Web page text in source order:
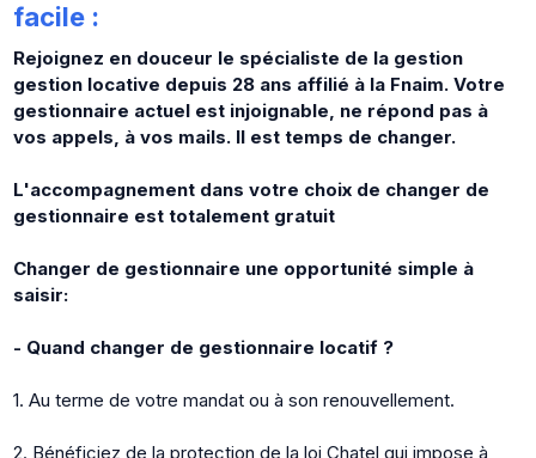
facile :
Rejoignez en douceur le spécialiste de la gestion
gestion locative depuis 28 ans affilié à la Fnaim. Votre
gestionnaire actuel est injoignable, ne répond pas à
vos appels, à vos mails. Il est temps de changer.
L'accompagnement dans votre choix de changer de
gestionnaire est totalement gratuit
Changer de gestionnaire une opportunité simple à
saisir:
- Quand changer de gestionnaire locatif ?
1. Au terme de votre mandat ou à son renouvellement.
2. Bénéficiez de la protection de la loi Chatel qui impose à